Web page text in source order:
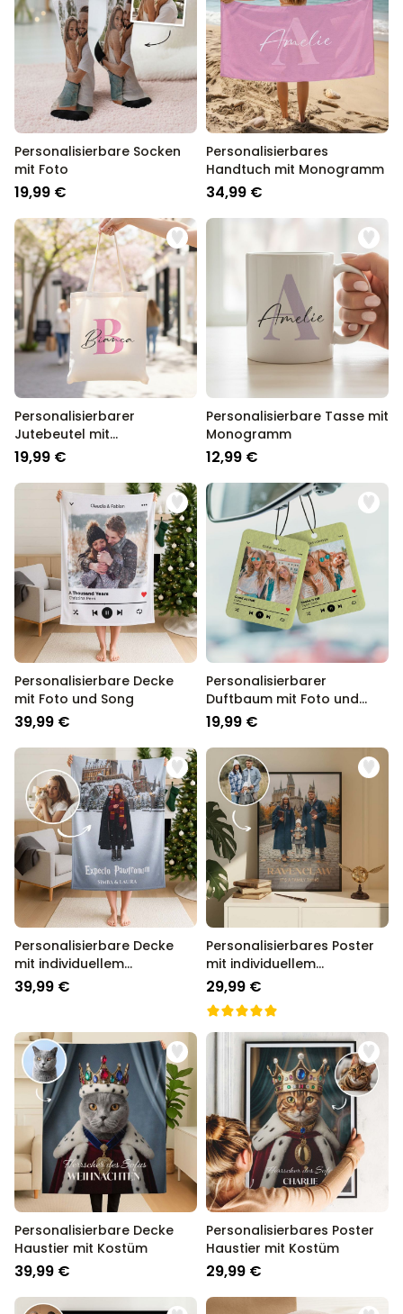
Personalisierbare Socken
mit Foto
19,99 €
Personalisierbares
Handtuch mit Monogramm
34,99 €
Personalisierbarer
Jutebeutel mit
Monogramm
19,99 €
Personalisierbare Tasse mit
Monogramm
12,99 €
Personalisierbare Decke
mit Foto und Song
39,99 €
Personalisierbarer
Duftbaum mit Foto und
Song
19,99 €
Personalisierbare Decke
mit individuellem
Zauberdesign
39,99 €
Personalisierbares Poster
mit individuellem
Zauberdesign
29,99 €
Personalisierbare Decke
Haustier mit Kostüm
39,99 €
Personalisierbares Poster
Haustier mit Kostüm
29,99 €